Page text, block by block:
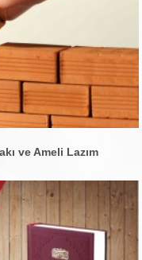
ve Ameli Lazım